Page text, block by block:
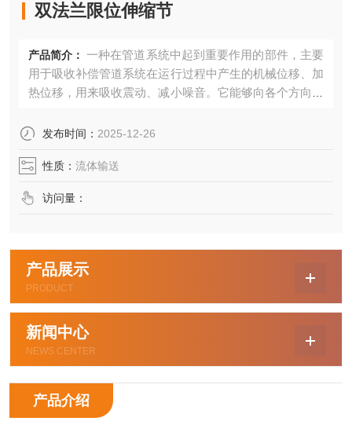
双法兰限位伸缩节
产品简介： 一种在管道系统中起到重要作用的部件，主要
用于吸收补偿管道系统在运行过程中产生的机械位移、加
热位移，用来吸收震动、减小噪音。它能够向各个方向进
发布时间： 2025-12-26
性质： 流体输送
访问量：
产品展示
PRODUCT
新闻中心
NEWS CENTER
产品介绍